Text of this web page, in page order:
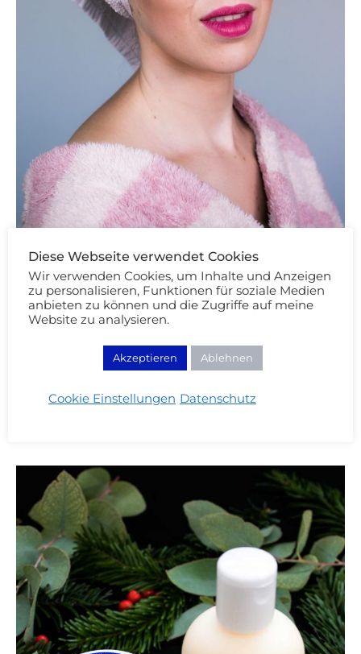
Pflege
Neu von Kiehl’s: Mizellenwasser &
Lippenpflege
12/10/2018
Diese Webseite verwendet Cookies
Wir verwenden Cookies, um Inhalte und Anzeigen
zu personalisieren, Funktionen für soziale Medien
anbieten zu können und die Zugriffe auf meine
Website zu analysieren.
Akzeptieren Ablehnen
Cookie Einstellungen Datenschutz